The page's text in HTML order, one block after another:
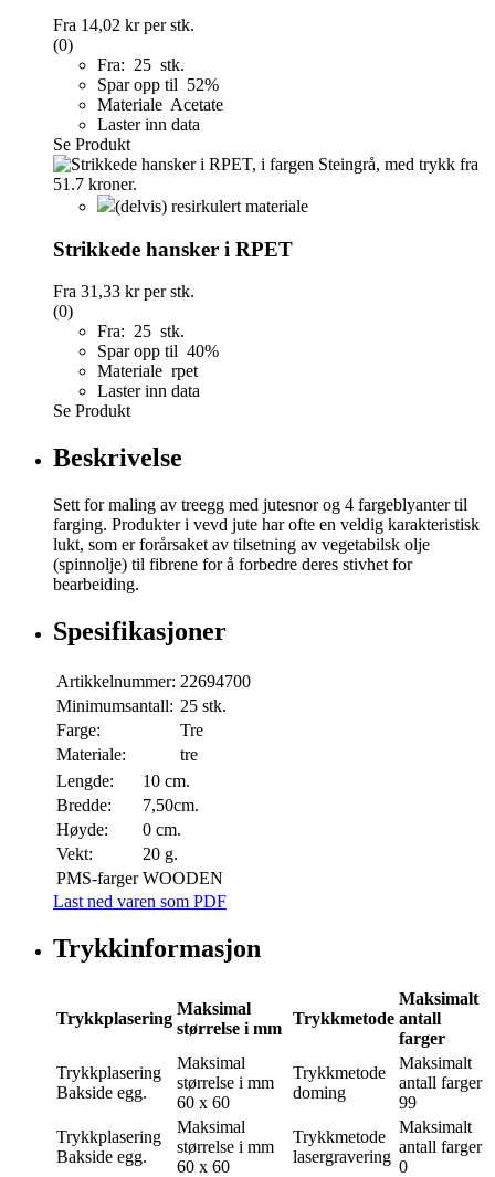
Fra 14,02 krper stk.
(0)
Fra: 25 stk.
Spar opp til 52%
Materiale Acetate
Laster inn data
Se Produkt
(delvis) resirkulert materiale
Strikkede hansker i RPET
Fra 31,33 krper stk.
(0)
Fra: 25 stk.
Spar opp til 40%
Materiale rpet
Laster inn data
Se Produkt
Beskrivelse
Sett for maling av treegg med jutesnor og 4 fargeblyanter til
farging. Produkter i vevd jute har ofte en veldig karakteristisk
lukt, som er forårsaket av tilsetning av vegetabilsk olje
(spinnolje) til fibrene for å forbedre deres stivhet for
bearbeiding.
Spesifikasjoner
Artikkelnummer: 22694700
Minimumsantall: 25 stk.
Farge:
Tre
Materiale:
tre
Lengde:
10 cm.
Bredde:
7,50cm.
Høyde:
0 cm.
Vekt:
20 g.
PMS-farger WOODEN
Last ned varen som PDF
Trykkinformasjon
Trykkplasering
Maksimal
størrelse i mm
Trykkmetode
Maksimalt
antall
farger
Trykkplasering
Bakside egg.
Maksimal
størrelse i mm
60 x 60
Trykkmetode
doming
Maksimalt
antall farger
99
Trykkplasering
Bakside egg.
Maksimal
størrelse i mm
60 x 60
Trykkmetode
lasergravering
Maksimalt
antall farger
0